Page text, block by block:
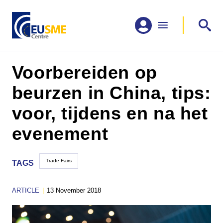
Voorbereiden op
beurzen in China, tips:
voor, tijdens en na het
evenement
TAGS Trade Fairs
ARTICLE 13 November 2018